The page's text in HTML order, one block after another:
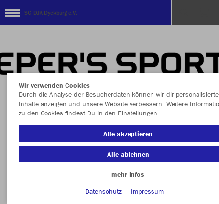
SG DJK Dyckburg e.V.
Herzlich Willkommen im Teamshop SG DJK
Dyckburg e.V.
Wir verwenden Cookies
Durch die Analyse der Besucherdaten können wir dir personalisierte
Inhalte anzeigen und unsere Website verbessern. Weitere
zu den Cookies findest Du in den Einstellungen.
Alle akzeptieren
Alle ablehnen
mehr Infos
Datenschutz
Impressum